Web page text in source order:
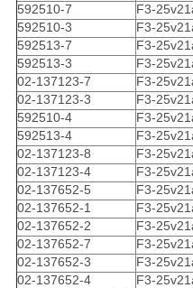
592510-7
F3-
592510-3
F3-
592513-7
F3-
592513-3
F3-
02-137123-7
F3-
02-137123-3
F3-
592510-4
F3-
592513-4
F3-
02-137123-8
F3-
02-137123-4
F3-
02-137652-5
F3-
02-137652-1
F3-
02-137652-2
F3-
02-137652-7
F3-
02-137652-3
F3-
02-137652-4
F3-